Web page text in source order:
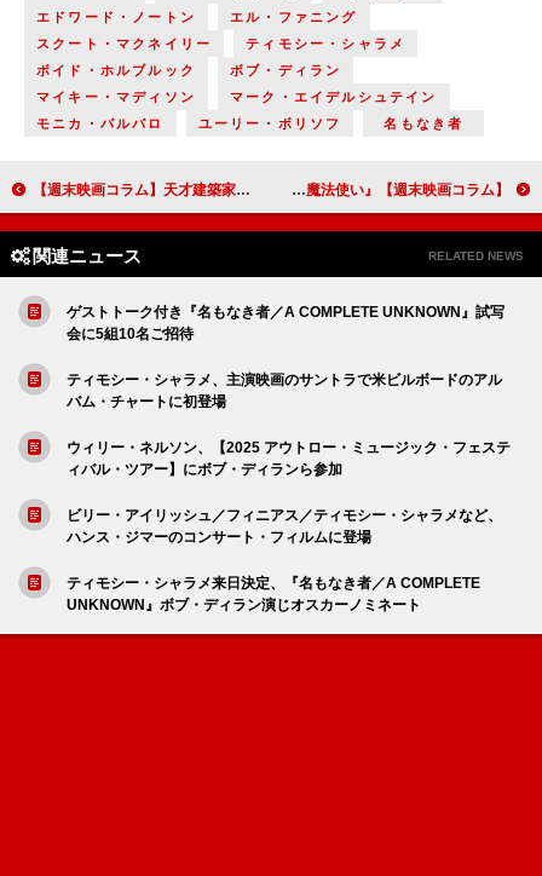
エドワード・ノートン
エル・ファニング
スクート・マクネイリー
ティモシー・シャラメ
ボイド・ホルブルック
ボブ・ディラン
マイキー・マディソン
マーク・エイデルシュテイン
モニカ・バルバロ
ユーリー・ボリソフ 名もなき者
【週末映画コラム】天才建築家の数奇な半生を描く『ブルータリスト』／『ゆきてかへらぬ』 【週末映画コラム】『オズの魔法使い』の始まりの物語『ウィキッド ふたりの魔女』／読み書きができない夫を支え続けた妻『35年目のラブレター』
関連ニュース RELATED NEWS
ゲストトーク付き『名もなき者／A COMPLETE UNKNOWN』試写
会に5組10名ご招待
ティモシー・シャラメ、主演映画のサントラで米ビルボードのアル
バム・チャートに初登場
ウィリー・ネルソン、【2025 アウトロー・ミュージック・フェステ
ィバル・ツアー】にボブ・ディランら参加
ビリー・アイリッシュ／フィニアス／ティモシー・シャラメなど、
ハンス・ジマーのコンサート・フィルムに登場
ティモシー・シャラメ来日決定、『名もなき者／A COMPLETE
UNKNOWN』ボブ・ディラン演じオスカーノミネート